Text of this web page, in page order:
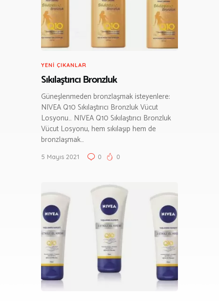
YENI ÇIKANLAR
Sıkılaştırıcı Bronzluk
Güneşlenmeden bronzlaşmak isteyenlere:
NIVEA Q10 Sıkılaştırıcı Bronzluk Vücut
Losyonu… NIVEA Q10 Sıkılaştırıcı Bronzluk
Vücut Losyonu, hem sıkılaşıp hem de
bronzlaşmak…
5 Mayıs 2021 0 0